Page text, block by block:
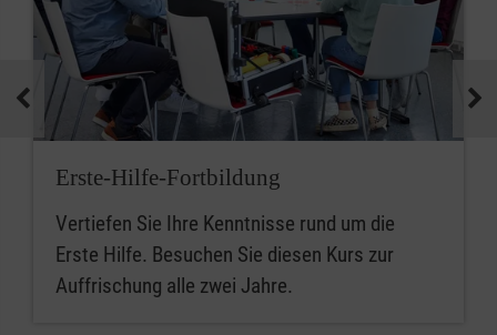
Erste-Hilfe-Fortbildung
Vertiefen Sie Ihre Kenntnisse rund um die
Erste Hilfe. Besuchen Sie diesen Kurs zur
Auffrischung alle zwei Jahre.